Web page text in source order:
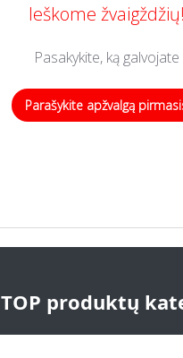
Ieškome žvaigždžių!
Pasakykite, ką galvojate
Parašykite apžvalgą
TOP produktų